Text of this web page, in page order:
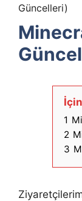
Güncelleri)
1
2
3